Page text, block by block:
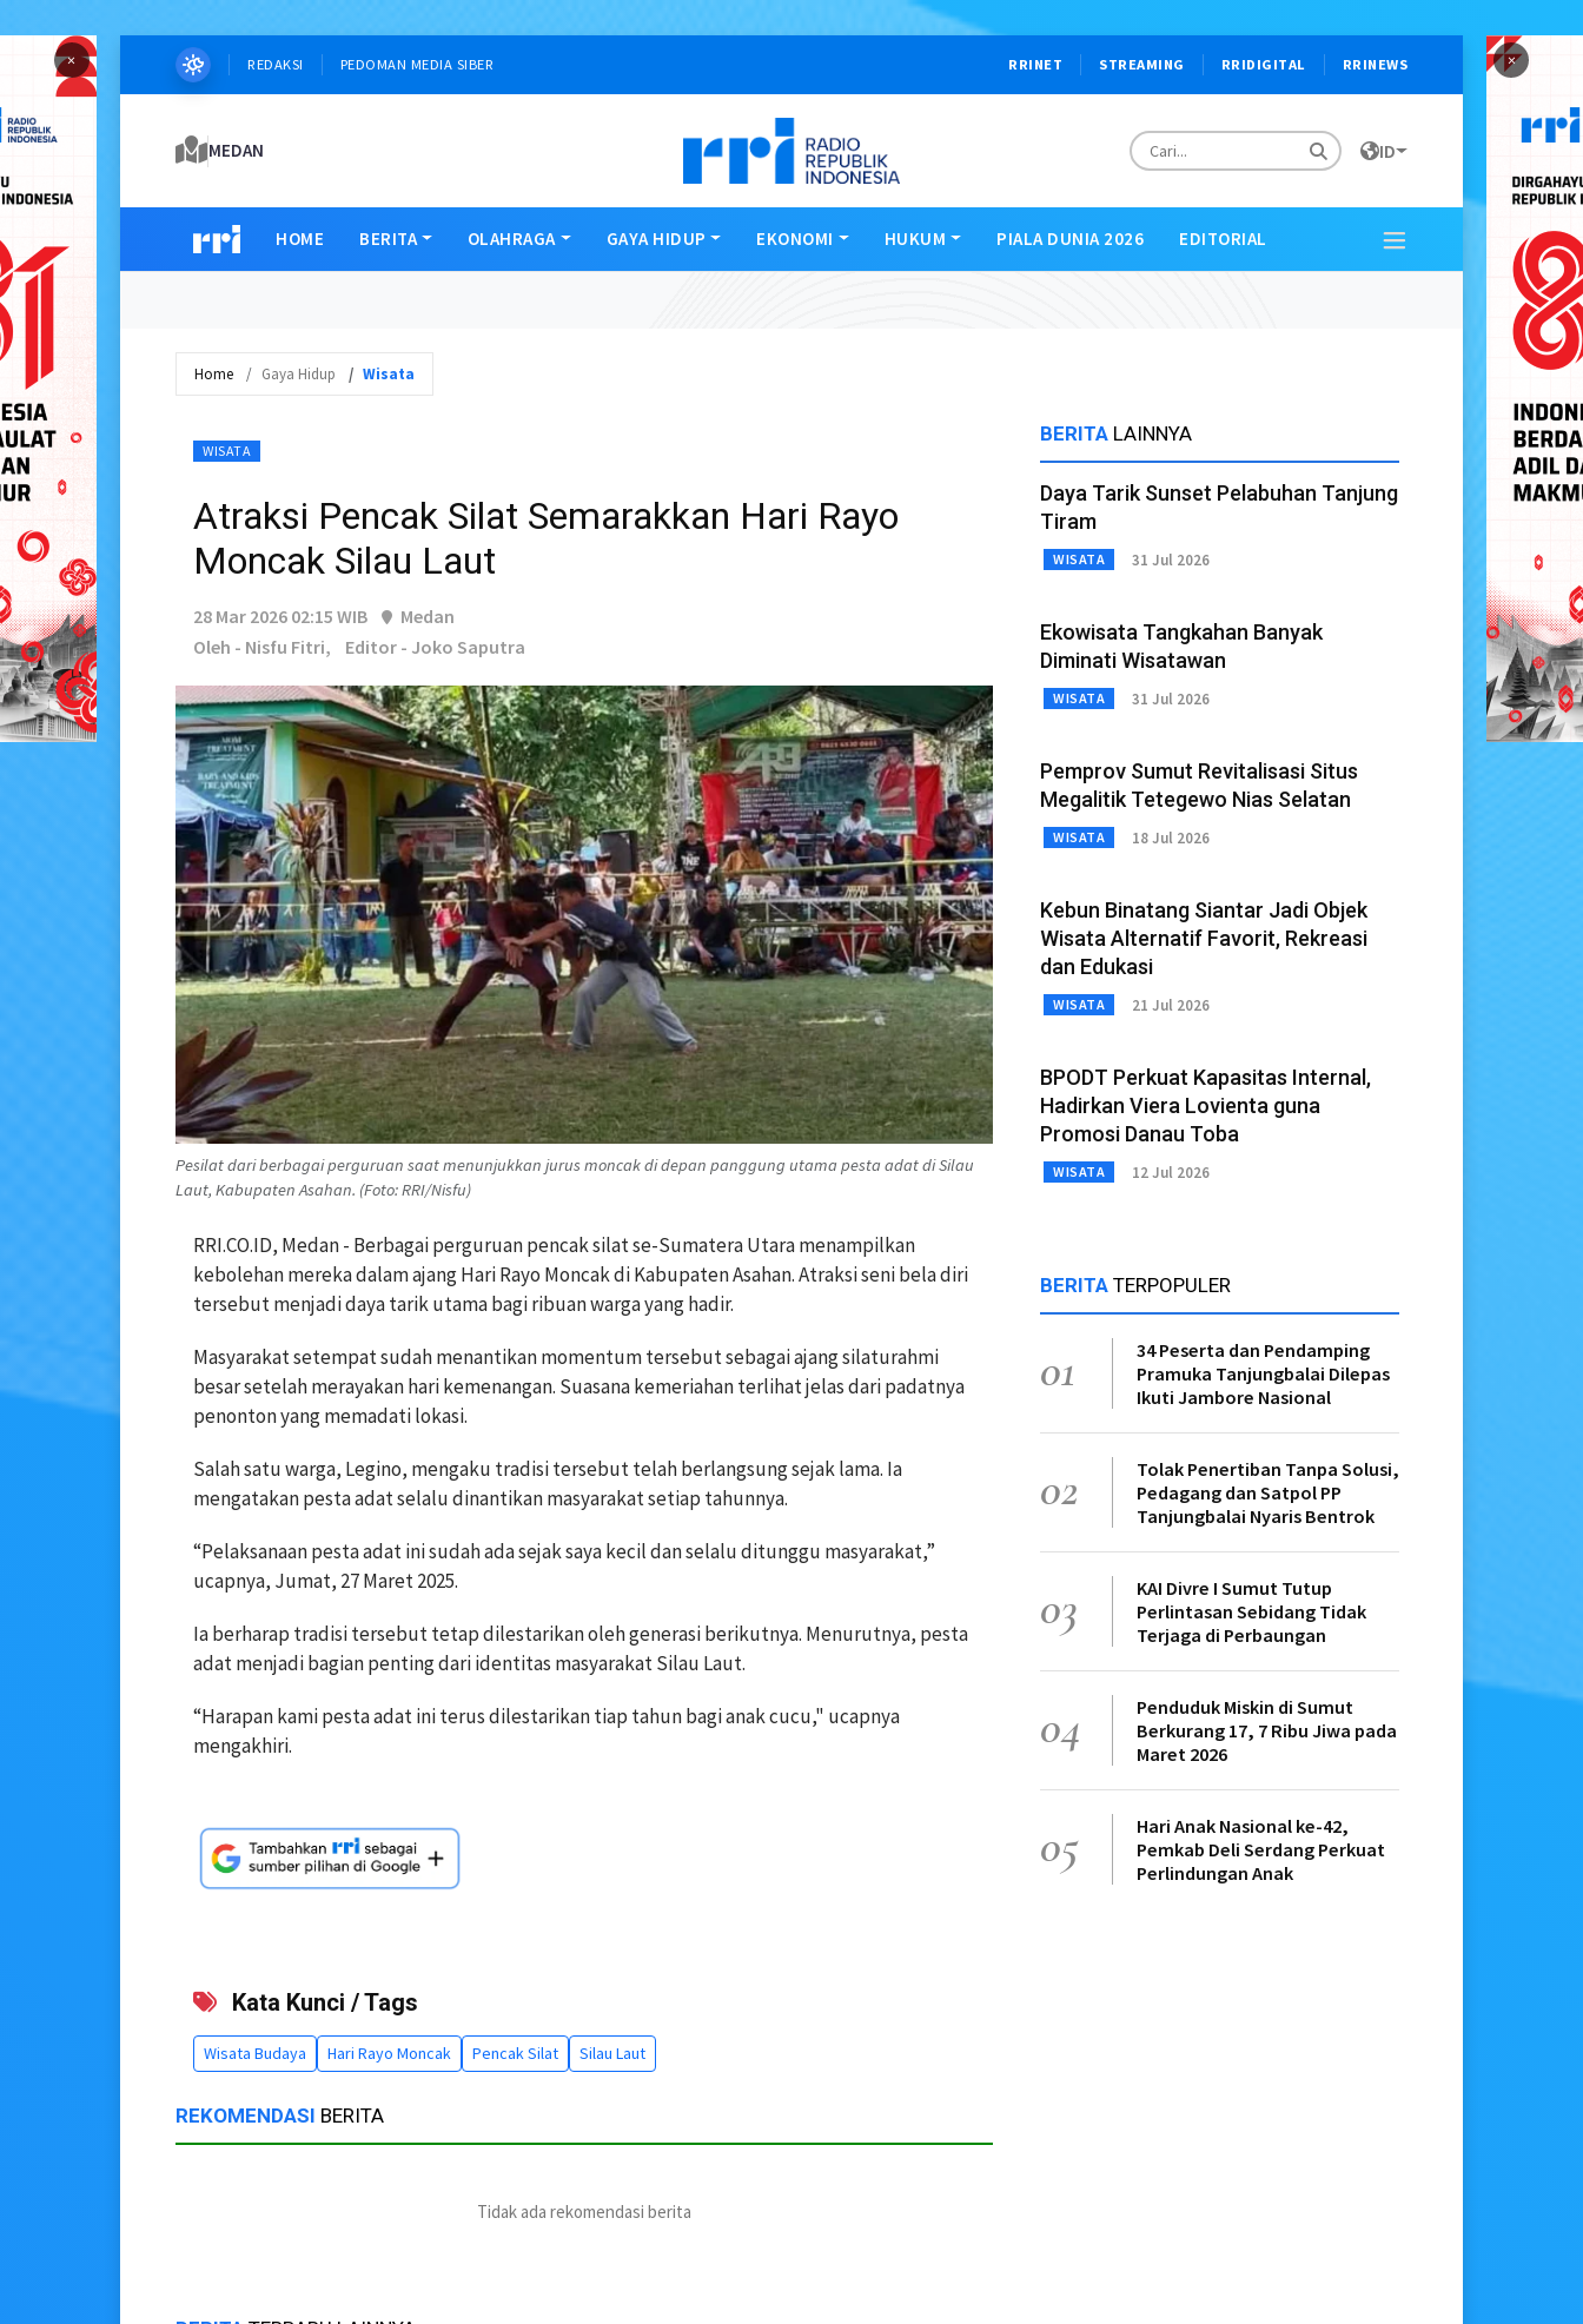
× ×
REDAKSI PEDOMAN MEDIA SIBER RRINET STREAMING RRIDIGITAL RRINEWS
MEDAN ID
HOME BERITA OLAHRAGA GAYA HIDUP EKONOMI HUKUM PIALA DUNIA 2026 EDITORIAL
Home Gaya Hidup Wisata
WISATA
Atraksi Pencak Silat Semarakkan Hari Rayo
Moncak Silau Laut
28 Mar 2026 02:15 WIB
Medan
Oleh - Nisfu Fitri,
Editor - Joko Saputra
Pesilat dari berbagai perguruan saat menunjukkan jurus moncak di depan panggung utama pesta adat di Silau
Laut, Kabupaten Asahan. (Foto: RRI/Nisfu)
RRI.CO.ID, Medan - Berbagai perguruan pencak silat se-Sumatera Utara menampilkan
kebolehan mereka dalam ajang Hari Rayo Moncak di Kabupaten Asahan. Atraksi seni bela diri
tersebut menjadi daya tarik utama bagi ribuan warga yang hadir.
Masyarakat setempat sudah menantikan momentum tersebut sebagai ajang silaturahmi
besar setelah merayakan hari kemenangan. Suasana kemeriahan terlihat jelas dari padatnya
penonton yang memadati lokasi.
Salah satu warga, Legino, mengaku tradisi tersebut telah berlangsung sejak lama. Ia
mengatakan pesta adat selalu dinantikan masyarakat setiap tahunnya.
“Pelaksanaan pesta adat ini sudah ada sejak saya kecil dan selalu ditunggu masyarakat,”
ucapnya, Jumat, 27 Maret 2025.
Ia berharap tradisi tersebut tetap dilestarikan oleh generasi berikutnya. Menurutnya, pesta
adat menjadi bagian penting dari identitas masyarakat Silau Laut.
“Harapan kami pesta adat ini terus dilestarikan tiap tahun bagi anak cucu," ucapnya
mengakhiri.
Kata Kunci / Tags
Wisata Budaya Hari Rayo Moncak Pencak Silat Silau Laut
REKOMENDASI BERITA
Tidak ada rekomendasi berita
BERITA LAINNYA
Daya Tarik Sunset Pelabuhan Tanjung
Tiram
WISATA 31 Jul 2026
Ekowisata Tangkahan Banyak
Diminati Wisatawan
WISATA 31 Jul 2026
Pemprov Sumut Revitalisasi Situs
Megalitik Tetegewo Nias Selatan
WISATA 18 Jul 2026
Kebun Binatang Siantar Jadi Objek
Wisata Alternatif Favorit, Rekreasi
dan Edukasi
WISATA 21 Jul 2026
BPODT Perkuat Kapasitas Internal,
Hadirkan Viera Lovienta guna
Promosi Danau Toba
WISATA 12 Jul 2026
BERITA TERPOPULER
01
34 Peserta dan Pendamping
Pramuka Tanjungbalai Dilepas
Ikuti Jambore Nasional
02
Tolak Penertiban Tanpa Solusi,
Pedagang dan Satpol PP
Tanjungbalai Nyaris Bentrok
03
KAI Divre I Sumut Tutup
Perlintasan Sebidang Tidak
Terjaga di Perbaungan
04
Penduduk Miskin di Sumut
Berkurang 17, 7 Ribu Jiwa pada
Maret 2026
05
Hari Anak Nasional ke-42,
Pemkab Deli Serdang Perkuat
Perlindungan Anak